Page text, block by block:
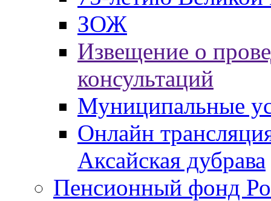
ЗОЖ
Извещение о
консультаций
Муниципальные
Онлайн
Аксайская дубрава
Пенсионный фонд